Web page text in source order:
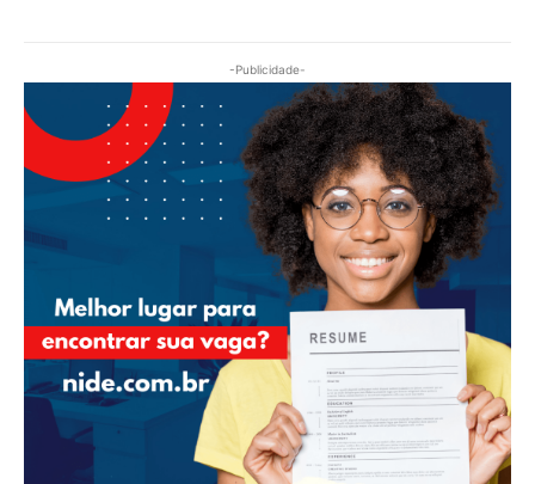
-Publicidade-